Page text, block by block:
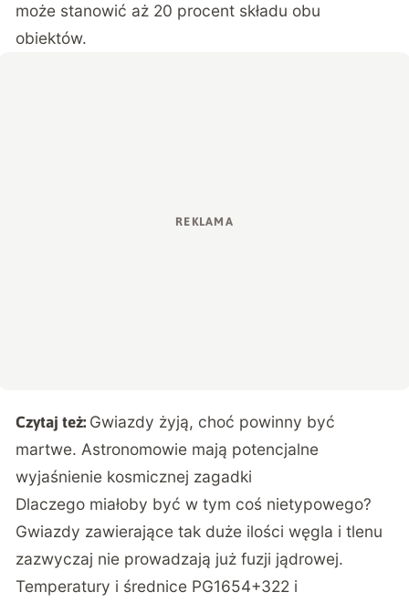
może stanowić aż 20 procent składu obu
obiektów.
Czytaj też: Gwiazdy żyją, choć powinny być
martwe. Astronomowie mają potencjalne
wyjaśnienie kosmicznej zagadki
Dlaczego miałoby być w tym coś nietypowego?
Gwiazdy zawierające tak duże ilości węgla i tlenu
zazwyczaj nie prowadzają już fuzji jądrowej.
Temperatury i średnice PG1654+322 i